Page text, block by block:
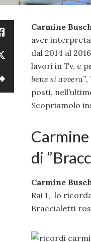
Carmine
aver
dal 2014 al
lavori in Tv, e
bene si avvera”,
posti,
Scopriamolo
di
Carmine
Rai 1, lo
Braccialetti